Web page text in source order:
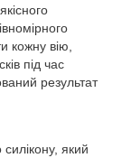
кожну вію,
під час
результат
який